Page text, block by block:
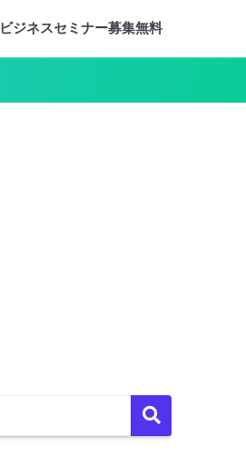
ビジネスセミナー募集無料